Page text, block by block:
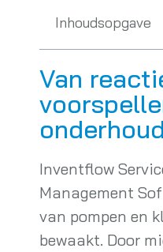
Inhoudsopgave
Van
onderhoud
Inventflow
Management
van pompen en
bewaakt. Door